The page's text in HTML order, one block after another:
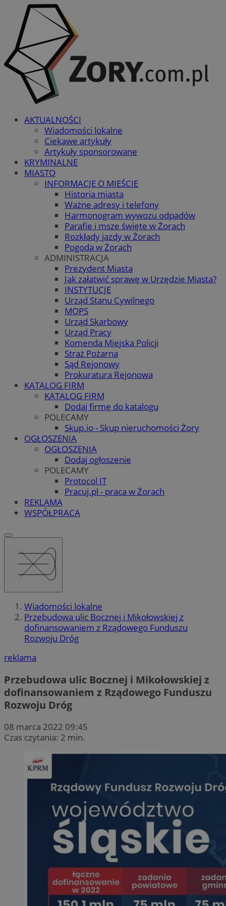
AKTUALNOŚCI
Wiadomości lokalne
Ciekawe artykuły
Artykuły sponsorowane
KRYMINALNE
MIASTO
INFORMACJE O MIEŚCIE
Historia miasta
Ważne adresy i telefony
Harmonogram wywozu odpadów
Parafie i msze święte w Żorach
Rozkłady jazdy w Żorach
Pogoda w Żorach
ADMINISTRACJA
Prezydent Miasta
Jak załatwić sprawę w Urzędzie Miasta?
INSTYTUCJE
Urząd Stanu Cywilnego
MOPS
Urząd Skarbowy
Urząd Pracy
Komenda Miejska Policji
Straż Pożarna
Sąd Rejonowy
Prokuratura Rejonowa
KATALOG FIRM
KATALOG FIRM
Dodaj firmę do katalogu
POLECAMY
Skup.io - Skup nieruchomości Żory
OGŁOSZENIA
OGŁOSZENIA
Dodaj ogłoszenie
POLECAMY
Protocol IT
Pracuj.pl - praca w Żorach
REKLAMA
WSPÓŁPRACA
Wiadomości lokalne
Przebudowa ulic Bocznej i Mikołowskiej z
dofinansowaniem z Rządowego Funduszu
Rozwoju Dróg
reklama
Przebudowa ulic Bocznej i Mikołowskiej z
dofinansowaniem z Rządowego Funduszu
Rozwoju Dróg
08 marca 2022 09:45
Czas czytania: 2 min.